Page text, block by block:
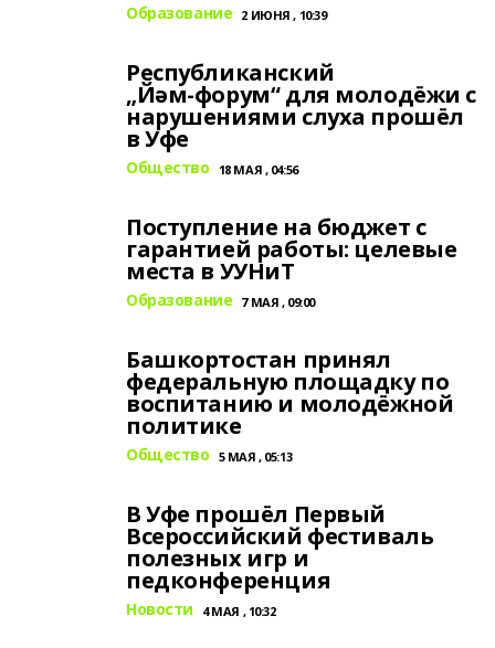
Образование 2 ИЮНЯ , 10:39
Республиканский
„Йәм‑форум“ для молодёжи с
нарушениями слуха прошёл
в Уфе
Общество 18 МАЯ , 04:56
Поступление на бюджет с
гарантией работы: целевые
места в УУНиТ
Образование 7 МАЯ , 09:00
Башкортостан принял
федеральную площадку по
воспитанию и молодёжной
политике
Общество 5 МАЯ , 05:13
В Уфе прошёл Первый
Всероссийский фестиваль
полезных игр и
педконференция
Новости 4 МАЯ , 10:32